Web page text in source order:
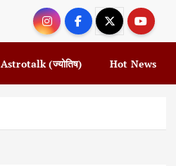
Astrotalk (ज्योतिष) Hot News